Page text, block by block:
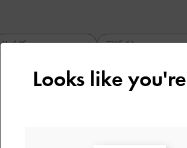
サイズ デザイン
スタイルUP間違いな
Looks like